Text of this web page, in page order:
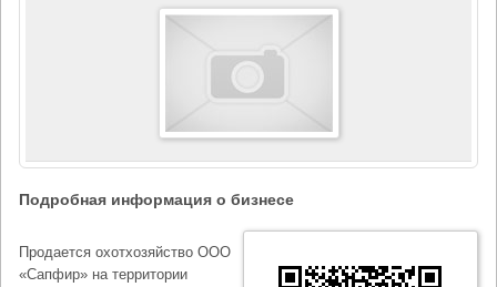
Подробная информация о бизнесе
Продается охотхозяйство ООО
«Сапфир» на территории